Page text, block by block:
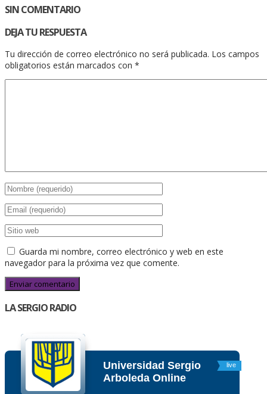
SIN COMENTARIO
DEJA TU RESPUESTA
Tu dirección de correo electrónico no será publicada. Los campos
obligatorios están marcados con *
Guarda mi nombre, correo electrónico y web en este
navegador para la próxima vez que comente.
LA SERGIO RADIO